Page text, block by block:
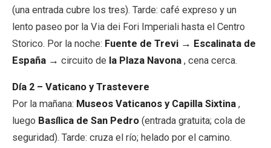
(una entrada cubre los tres). Tarde: café expreso y un
lento paseo por la Via dei Fori Imperiali hasta el Centro
Storico. Por la noche: Fuente de Trevi → Escalinata de
España → circuito de la Plaza Navona , cena cerca.
Día 2 – Vaticano y Trastevere
Por la mañana: Museos Vaticanos y Capilla Sixtina ,
luego Basílica de San Pedro (entrada gratuita; cola de
seguridad). Tarde: cruza el río; helado por el camino.